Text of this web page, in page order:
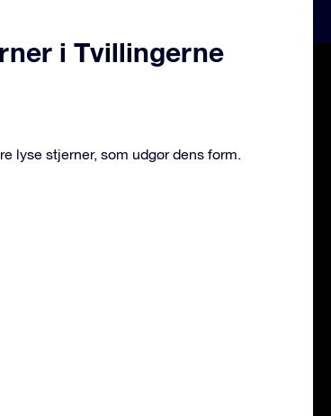
i Tvillingerne
lyse stjerner, som udgør dens form.